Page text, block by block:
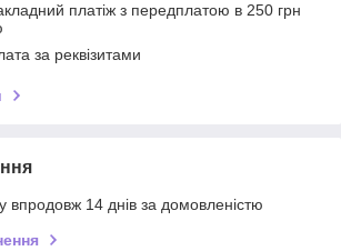
платіж з передплатою в 250 грн
за реквізитами
впродовж 14 днів за домовленістю